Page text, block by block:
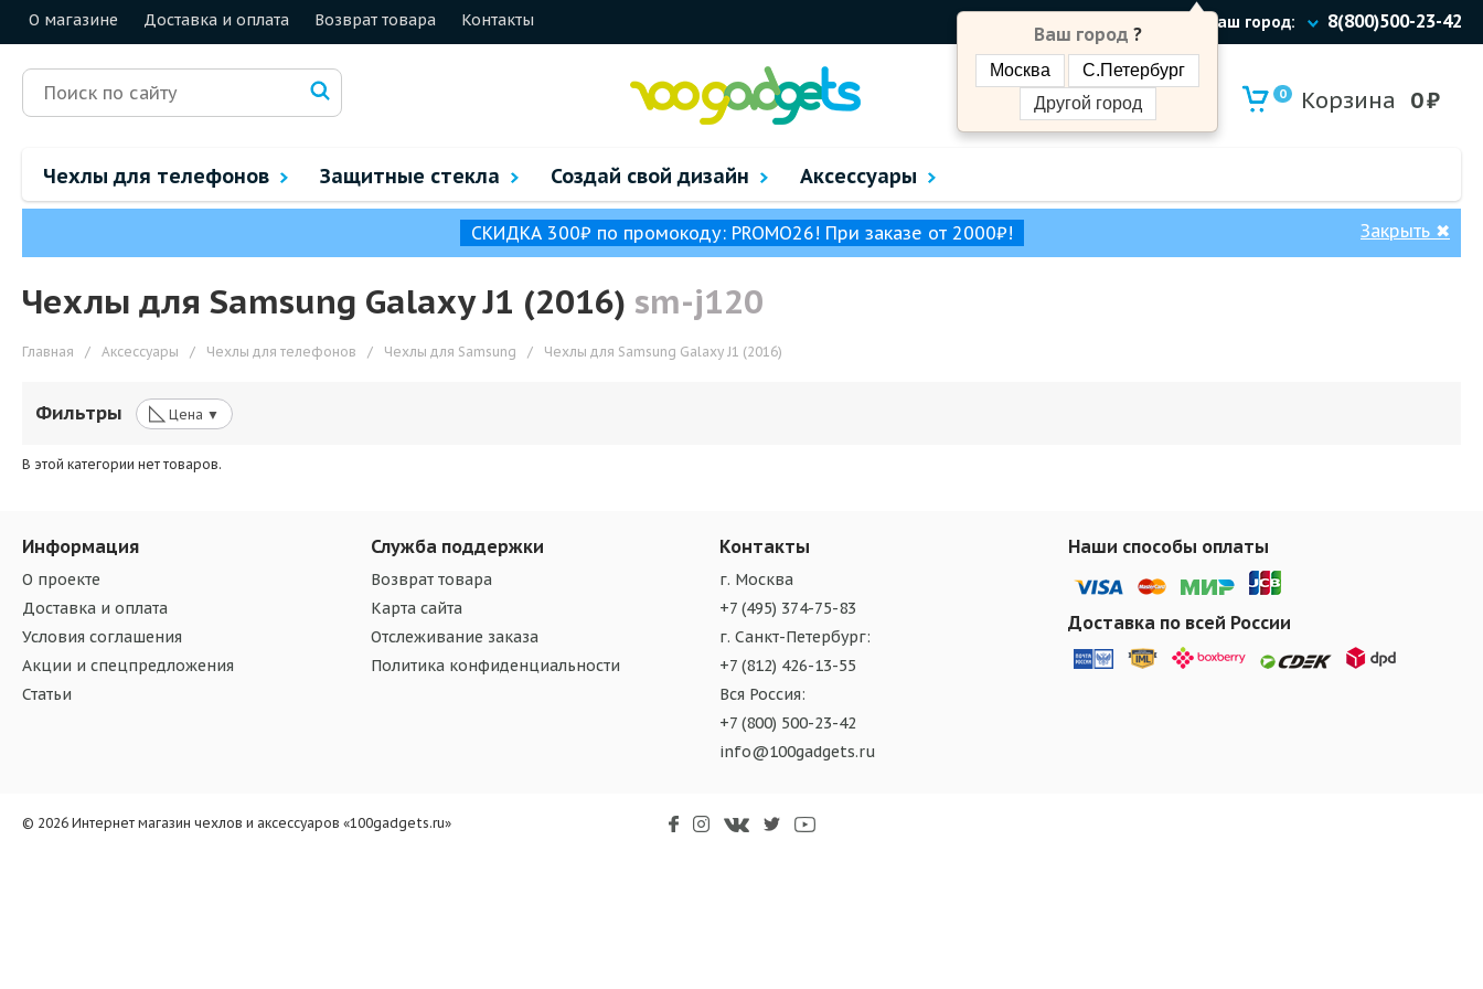
О магазине Доставка и оплата Возврат товара Контакты Ваш город:
Ваш город ?
Москва
С.Петербург
Другой город
8(800)500-23-42
0 Корзина 0₽
Чехлы для телефонов Защитные стекла Создай свой дизайн Аксессуары
СКИДКА 300₽ по промокоду: PROMO26! При заказе от 2000₽! Закрыть ✖
Чехлы для Samsung Galaxy J1 (2016) sm-j120
Главная / Аксессуары / Чехлы для телефонов / Чехлы для Samsung / Чехлы для Samsung Galaxy J1 (2016)
Фильтры ◺ Цена ▼
В этой категории нет товаров.
Информация
О проекте
Доставка и оплата
Условия соглашения
Акции и спецпредложения
Статьи
Служба поддержки
Возврат товара
Карта сайта
Отслеживание заказа
Политика конфиденциальности
Контакты
г. Москва
+7 (495) 374-75-83
г. Санкт-Петербург:
+7 (812) 426-13-55
Вся Россия:
+7 (800) 500-23-42
info@100gadgets.ru
Наши способы оплаты
Доставка по всей России
© 2026 Интернет магазин чехлов и аксессуаров «100gadgets.ru»